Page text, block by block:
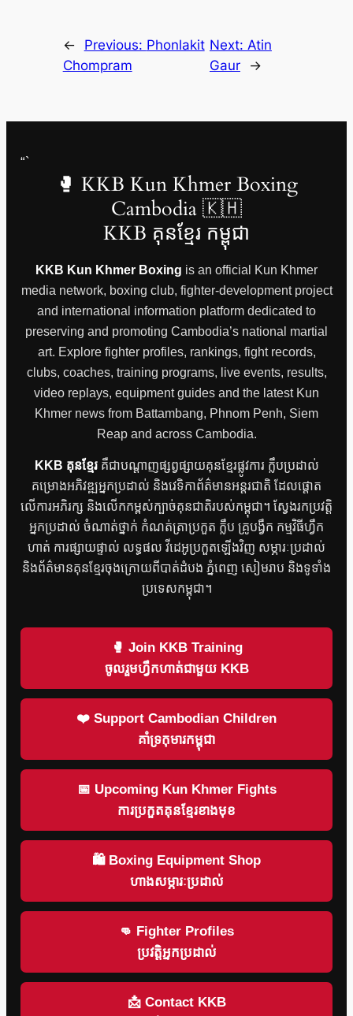
← Previous: Phonlakit
Chompram
Next: Atin
Gaur
→
“`
🥊 KKB Kun Khmer Boxing
Cambodia 🇰🇭
KKB គុនខ្មែរ កម្ពុជា
KKB Kun Khmer Boxing is an official Kun Khmer
media network, boxing club, fighter-development project
and international information platform dedicated to
preserving and promoting Cambodia’s national martial
art. Explore fighter profiles, rankings, fight records,
clubs, coaches, training programs, live events, results,
video replays, equipment guides and the latest Kun
Khmer news from Battambang, Phnom Penh, Siem
Reap and across Cambodia.
KKB គុនខ្មែរគឺជាបណ្តាញផ្សព្វផ្សាយគុនខ្មែរផ្លូវការ ក្លឹបប្រដាល់
គម្រោងអភិវឌ្ឍអ្នកប្រដាល់ និងវេទិកាព័ត៌មានអន្តរជាតិ ដែលផ្តោត
លើការអភិរក្ស និងលើកកម្ពស់ក្បាច់គុនជាតិរបស់កម្ពុជា។ ស្វែងរកប្រវត្តិ
អ្នកប្រដាល់ ចំណាត់ថ្នាក់ កំណត់ត្រាប្រកួត ក្លឹប គ្រូបង្វឹក កម្មវិធីហ្វឹក
ហាត់ ការផ្សាយផ្ទាល់ លទ្ធផល វីដេអូប្រកួតឡើងវិញ សម្ភារៈប្រដាល់
និងព័ត៌មានគុនខ្មែរចុងក្រោយពីបាត់ដំបង ភ្នំពេញ សៀមរាប និងទូទាំង
ប្រទេសកម្ពុជា។
🥊 Join KKB Training
ចូលរួមហ្វឹកហាត់ជាមួយ KKB
❤️ Support Cambodian Children
គាំទ្រកុមារកម្ពុជា
📅 Upcoming Kun Khmer Fights
ការប្រកួតគុនខ្មែរខាងមុខ
🛍 Boxing Equipment Shop
ហាងសម្ភារៈប្រដាល់
👊 Fighter Profiles
ប្រវត្តិអ្នកប្រដាល់
📩 Contact KKB